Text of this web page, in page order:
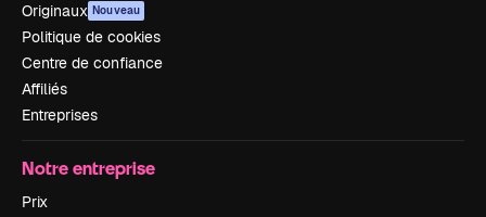
Originaux Nouveau
Politique de cookies
Centre de confiance
Affiliés
Entreprises
Notre entreprise
Prix